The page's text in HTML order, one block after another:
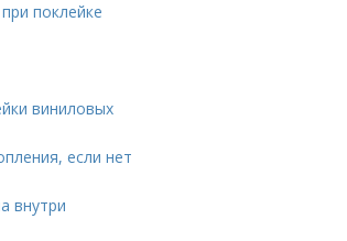
поклейке
виниловых
если нет
внутри